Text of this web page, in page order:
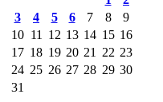
3
4 5 6 7 8
9
10 11 12 13 14 15 16
17 18 19 20 21 22 23
24 25 26 27 28 29 30
31